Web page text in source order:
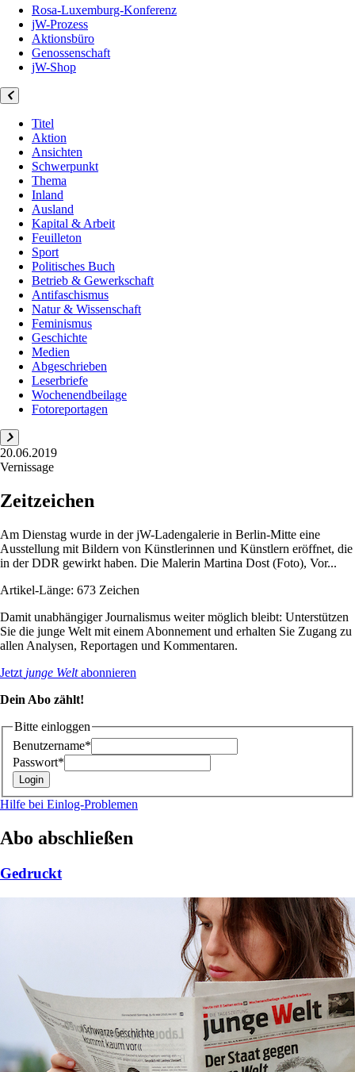
Rosa-Luxemburg-Konferenz
jW-Prozess
Aktionsbüro
Genossenschaft
jW-Shop
Titel
Aktion
Ansichten
Schwerpunkt
Thema
Inland
Ausland
Kapital & Arbeit
Feuilleton
Sport
Politisches Buch
Betrieb & Gewerkschaft
Antifaschismus
Natur & Wissenschaft
Feminismus
Geschichte
Medien
Abgeschrieben
Leserbriefe
Wochenendbeilage
Fotoreportagen
20.06.2019
Vernissage
Zeitzeichen
Am Dienstag wurde in der jW-Ladengalerie in Berlin-Mitte eine
Ausstellung mit Bildern von Künstlerinnen und Künstlern eröffnet, die
in der DDR gewirkt haben. Die Malerin Martina Dost (Foto), Vor...
Artikel-Länge: 673 Zeichen
Damit unabhängiger Journalismus weiter möglich bleibt: Unterstützen
Sie die junge Welt mit einem Abonnement und erhalten Sie Zugang zu
allen Analysen, Reportagen und Kommentaren.
Jetzt junge Weltabonnieren
Dein Abo zählt!
Bitte einloggen
Benutzername*
Passwort*
Hilfe bei Einlog-Problemen
Abo abschließen
Gedruckt